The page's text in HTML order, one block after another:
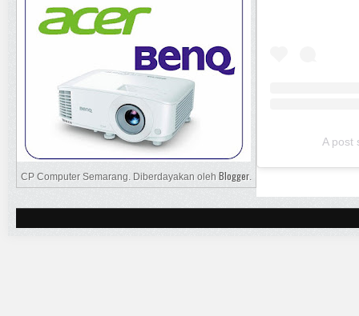
A post
CP Computer Semarang. Diberdayakan oleh Blogger.